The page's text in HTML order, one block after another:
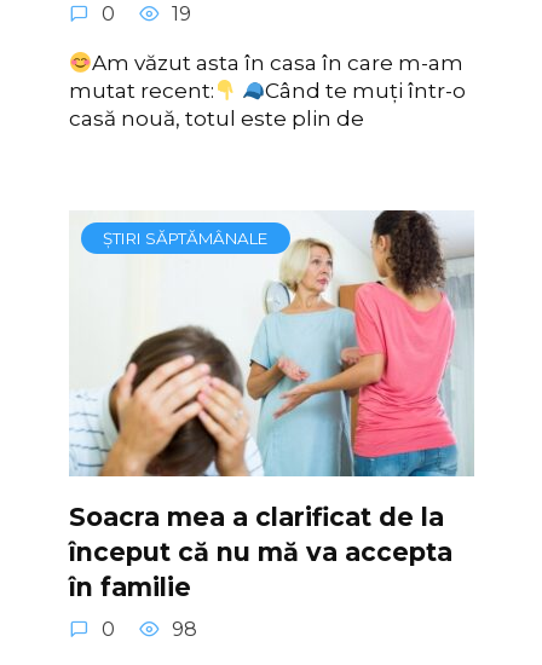
0 19
Am văzut asta în casa în care m-am
mutat recent:
Când te muți într-o
casă nouă, totul este plin de
ȘTIRI SĂPTĂMÂNALE
Soacra mea a clarificat de la
început că nu mă va accepta
în familie
0 98